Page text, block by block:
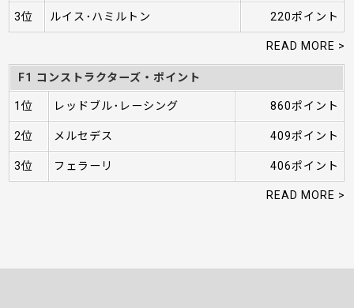
3位 ルイス･ハミルトン 220ポイント
READ MORE >
F1 コンストラクターズ・ポイント
1位 レッドブル･レーシング 860ポイント
2位 メルセデス 409ポイント
3位 フェラーリ 406ポイント
READ MORE >